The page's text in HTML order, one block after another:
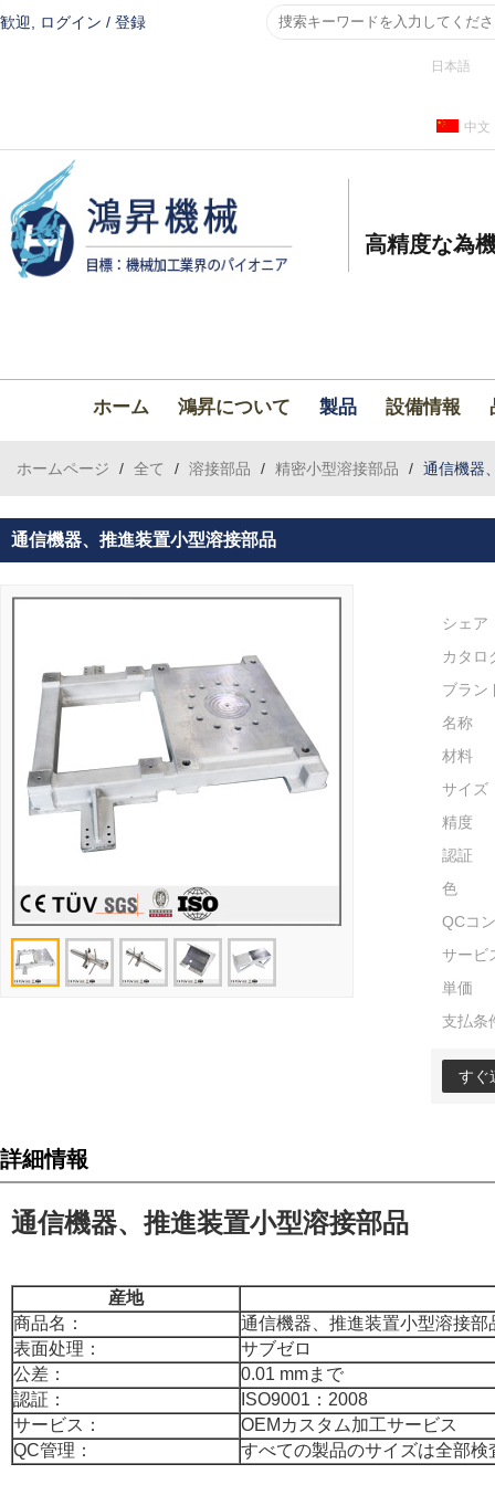
歓迎, ログイン / 登録
日本語
中文
高精度な為
ホーム 鴻昇について 製品 設備情報
ホームページ / 全て / 溶接部品 / 精密小型溶接部品 / 通信機器
通信機器、推進装置小型溶接部品
シェア
カタロ
ブラン
名称
材料
サイズ
精度
認証
色
QCコ
サービ
単価
支払条
すぐ
詳細情報
通信機器、推進装置小型溶接部品
産地
商品名：
通信機器、推進装置小型溶接部
表面处理：
サブゼロ
公差：
0.01 mmまで
認証：
ISO9001：2008
サービス：
OEMカスタム加工サービス
QC管理：
すべての製品のサイズは全部